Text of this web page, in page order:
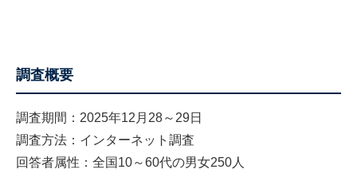
調査概要
調査期間：2025年12月28～29日
調査方法：インターネット調査
回答者属性：全国10～60代の男女250人